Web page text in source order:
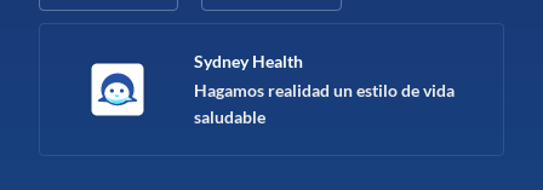
Sydney Health
Hagamos realidad un estilo de vida
saludable